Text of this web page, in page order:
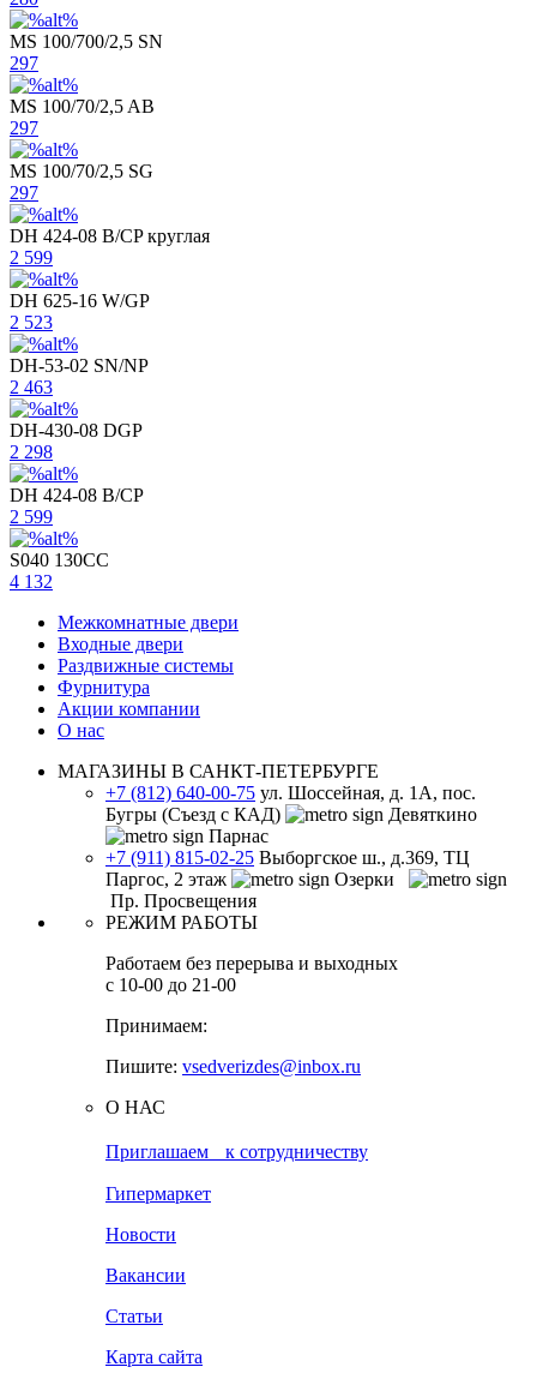
MS 100/700/2,5 SN
297
MS 100/70/2,5 AB
297
MS 100/70/2,5 SG
297
DH 424-08 B/CP круглая
2 599
DH 625-16 W/GP
2 523
DH-53-02 SN/NP
2 463
DH-430-08 DGP
2 298
DH 424-08 B/CP
2 599
S040 130CC
4 132
Межкомнатные двери
Входные двери
Раздвижные системы
Фурнитура
Акции компании
О нас
МАГАЗИНЫ В САНКТ-ПЕТЕРБУРГЕ
+7 (812) 640-00-75 ул. Шоссейная, д. 1А, пос.
Бугры (Съезд с КАД)
Девяткино
Парнас
+7 (911) 815-02-25 Выборгское ш., д.369, ТЦ
Паргос, 2 этаж
Озерки
Пр. Просвещения
РЕЖИМ РАБОТЫ
Работаем без перерыва и выходных
с 10-00 до 21-00
Принимаем:
Пишите: vsedverizdes@inbox.ru
О НАС
Приглашаем к сотрудничеству
Гипермаркет
Новости
Вакансии
Статьи
Карта сайта